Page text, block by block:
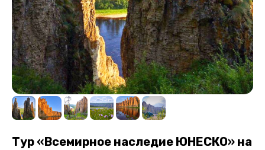
Тур «Всемирное наследие ЮНЕСКО» на